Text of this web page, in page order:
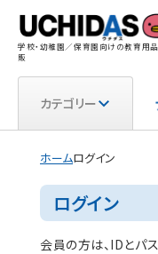
学校・幼稚園／保育園向けの教育用
販
カテゴリー
ホームログイン
ログイン
会員の方は、IDとパ